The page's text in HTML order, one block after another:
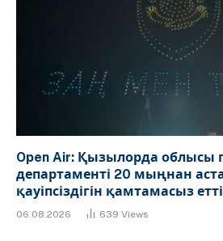
Open Air: Қызылорда облысы
департаменті 20 мыңнан
қауіпсіздігін қамтамасыз етті
06.08.2026 639 Views